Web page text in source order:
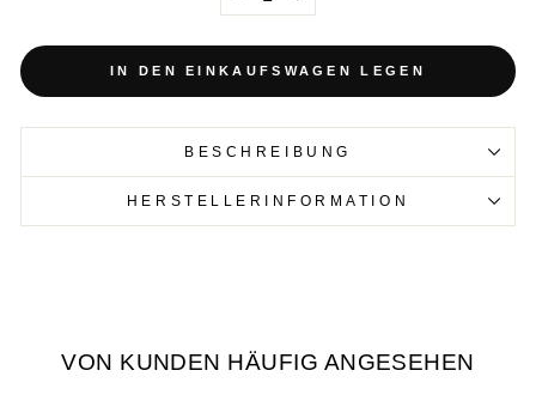
IN DEN EINKAUFSWAGEN LEGEN
BESCHREIBUNG
HERSTELLERINFORMATION
VON KUNDEN HÄUFIG ANGESEHEN